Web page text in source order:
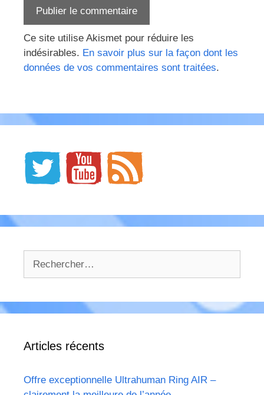
Ce site utilise Akismet pour réduire les
indésirables. En savoir plus sur la façon dont les
données de vos commentaires sont traitées.
Articles récents
Offre exceptionnelle Ultrahuman Ring AIR –